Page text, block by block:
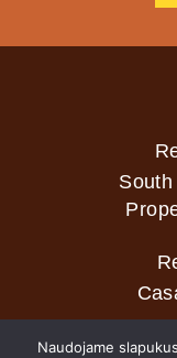
Naudojame